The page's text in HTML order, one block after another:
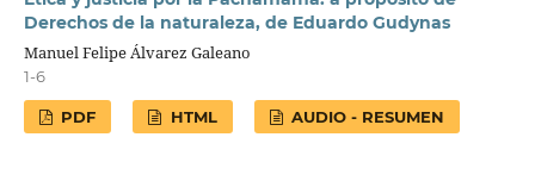
Derechos de la naturaleza, de Eduardo Gudynas
Manuel Felipe Álvarez Galeano
1-6
PDF HTML AUDIO - RESUMEN